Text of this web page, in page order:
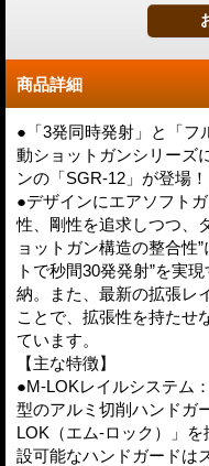
商品詳細
●「3発同時発射」と「フ
動ショットガンシリーズ
ンの「SGR-12」が登場！
●デザインにエアソフト
性、剛性を追求しつつ、
ョットガン構造の整合性
トで秒間30発発射”を実
納。また、最新の拡張レ
ことで、拡張性を持たせ
ています。
【主な特徴】
●M-LOKレイルシステム
型のアルミ切削ハンドガ
LOK（エム-ロック）」
設可能なハンドガードは